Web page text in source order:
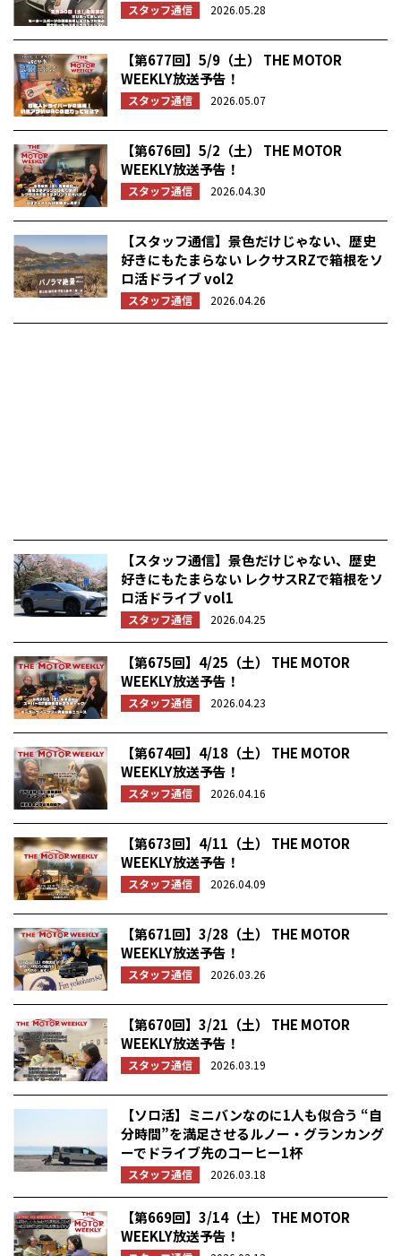
スタッフ通信 2026.05.28
【第677回】5/9（土） THE MOTOR
WEEKLY放送予告！
スタッフ通信 2026.05.07
【第676回】5/2（土） THE MOTOR
WEEKLY放送予告！
スタッフ通信 2026.04.30
【スタッフ通信】景色だけじゃない、歴史
好きにもたまらない レクサスRZで箱根をソ
ロ活ドライブ vol2
スタッフ通信 2026.04.26
【スタッフ通信】景色だけじゃない、歴史
好きにもたまらない レクサスRZで箱根をソ
ロ活ドライブ vol1
スタッフ通信 2026.04.25
【第675回】4/25（土） THE MOTOR
WEEKLY放送予告！
スタッフ通信 2026.04.23
【第674回】4/18（土） THE MOTOR
WEEKLY放送予告！
スタッフ通信 2026.04.16
【第673回】4/11（土） THE MOTOR
WEEKLY放送予告！
スタッフ通信 2026.04.09
【第671回】3/28（土） THE MOTOR
WEEKLY放送予告！
スタッフ通信 2026.03.26
【第670回】3/21（土） THE MOTOR
WEEKLY放送予告！
スタッフ通信 2026.03.19
【ソロ活】ミニバンなのに1人も似合う “自
分時間”を満足させるルノー・グランカング
ーでドライブ先のコーヒー1杯
スタッフ通信 2026.03.18
【第669回】3/14（土） THE MOTOR
WEEKLY放送予告！